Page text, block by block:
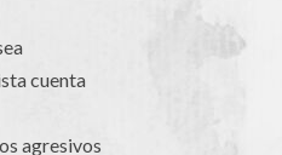
cuenta
agresivos